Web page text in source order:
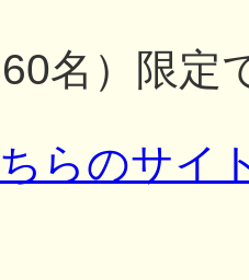
名）限定
らのサイ